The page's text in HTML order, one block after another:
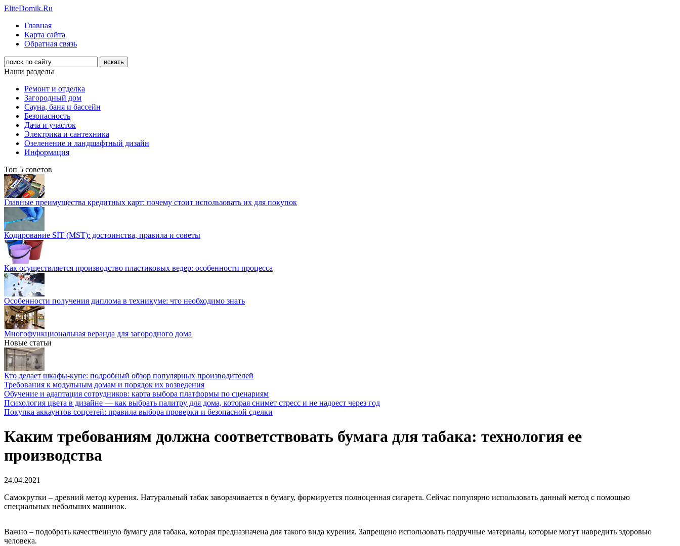
EliteDomik.Ru
Главная
Карта сайта
Обратная связь
Наши разделы
Ремонт и отделка
Загородный дом
Сауна, баня и бассейн
Безопасность
Дача и участок
Электрика и сантехника
Озеленение и ландшафтный дизайн
Информация
Топ 5 советов
Главные преимущества кредитных карт: почему стоит использовать их для покупок
Кодирование SIT (MST): достоинства, правила и советы
Как осуществляется производство пластиковых ведер: особенности процесса
Особенности получения диплома в техникуме: что необходимо знать
Многофункциональная веранда для загородного дома
Новые статьи
Кто делает шкафы-купе: подробный обзор популярных производителей
Требования к модульным домам и порядок их возведения
Обучение и адаптация сотрудников: карта выбора платформы по сценариям
Психология цвета в дизайне — как выбрать палитру для дома, которая снимет стресс и не надоест через год
Покупка аккаунтов соцсетей: правила выбора проверки и безопасной сделки
Каким требованиям должна соответствовать бумага для табака: технология ее
производства
24.04.2021
Самокрутки – древний метод курения. Натуральный табак заворачивается в бумагу, формируется полноценная сигарета. Сейчас популярно использовать данный метод с помощью
специальных небольших машинок.
Важно – подобрать качественную бумагу для табака, которая предназначена для такого вида курения. Запрещено использовать подручные материалы, которые могут навредить здоровью
человека.